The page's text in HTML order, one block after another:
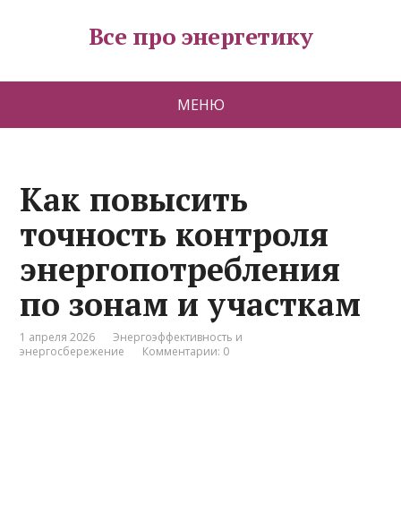
Все про энергетику
МЕНЮ
Как повысить
точность контроля
энергопотребления
по зонам и участкам
1 апреля 2026
Энергоэффективность и
энергосбережение
Комментарии: 0